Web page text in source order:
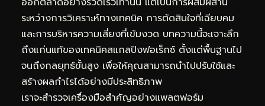
ระหว่างการวิเคราะห์ทางเทคนิค การตัดสินใจที่เฉียบคม
และการบริหารความเสี่ยงที่เข้มงวด บทความนี้จะเจาะลึก
ถึงแก่นแท้ของเทคนิคสแกลปิงฟอเร็กซ์ ตั้งแต่พื้นฐานไป
จนถึงกลยุทธ์ขั้นสูง เพื่อให้คุณสามารถนำไปปรับใช้และ
สร้างผลกำไรได้อย่างมีประสิทธิภาพ
เราจะสำรวจเครื่องมือสำคัญอย่างแพลตฟอร์ม